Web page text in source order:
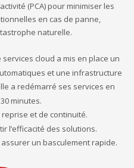
(PCA) pour minimiser les
en cas de panne,
naturelle.
cloud a mis en place un
et une infrastructure
a redémarré ses services en
minutes.
et de continuité.
l’efficacité des solutions.
un basculement rapide.